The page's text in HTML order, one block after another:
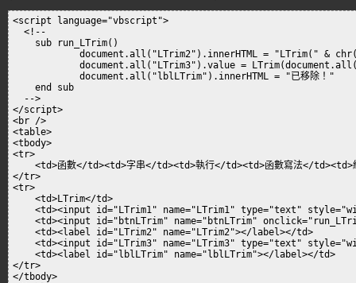
<script language="vbscript">
  <!--
    sub run_LTrim()
document.all("LTrim2").innerHTML = "LTrim(" &
document.all("LTrim3").value =
            document.all("lblLTrim").innerHTML = "已移除！"
    end sub
  -->
</script>
<br />
<table>
<tbody>
<tr>
<td>函數</td><td>字串</td><td>執行</td><td>函數寫法</
</tr>
<tr>
    <td>LTrim</td>
<td><input id="LTrim1" name="LTrim1" type="text"
<td><input id="btnLTrim" name="btnLTrim"
    <td><label id="LTrim2" name="LTrim2"></label></td>
<td><input id="LTrim3" name="LTrim3" type="text"
    <td><label id="lblLTrim" name="lblLTrim"></label></td>
</tr>
</tbody>